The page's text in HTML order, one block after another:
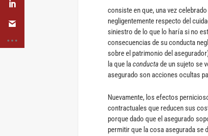
consiste en que, una vez
negligentemente respecto del
siniestro de lo que lo haría si no
consecuencias de su conducta
sobre el patrimonio del
la que laconductade un sujeto se
asegurado son acciones ocultas
Nuevamente, los efectos
contractuales que reducen sus
porque dado que el asegurado
permitir que la cosa asegurada se